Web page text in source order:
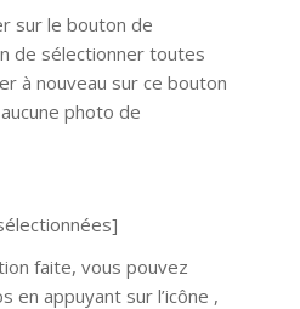
sur le bouton de
de sélectionner toutes
à nouveau sur ce bouton
aucune photo de
faite, vous pouvez
en appuyant sur l’icône ,